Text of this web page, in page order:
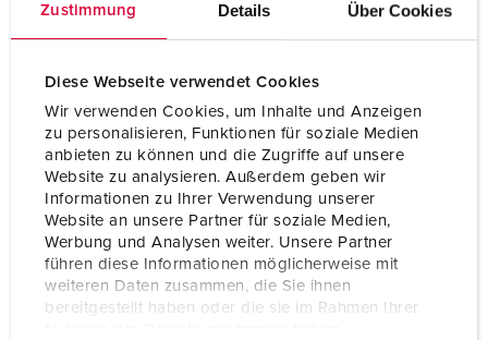
Zustimmung Details Über Cookies
Diese Webseite verwendet Cookies
Wir verwenden Cookies, um Inhalte und Anzeigen
zu personalisieren, Funktionen für soziale Medien
anbieten zu können und die Zugriffe auf unsere
Website zu analysieren. Außerdem geben wir
Informationen zu Ihrer Verwendung unserer
Website an unsere Partner für soziale Medien,
Werbung und Analysen weiter. Unsere Partner
führen diese Informationen möglicherweise mit
weiteren Daten zusammen, die Sie ihnen
bereitgestellt haben oder die sie im Rahmen Ihrer
nickel plated contacts
Protection type IP67
Weight 880 g
Certifications
CB Zertifikat
VDE
EAC
CQC